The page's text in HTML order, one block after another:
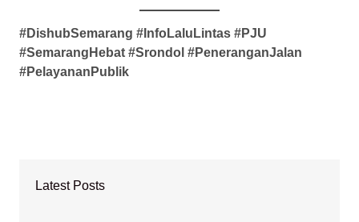
#DishubSemarang #InfoLaluLintas #PJU
#SemarangHebat #Srondol #PeneranganJalan
#PelayananPublik
Latest Posts